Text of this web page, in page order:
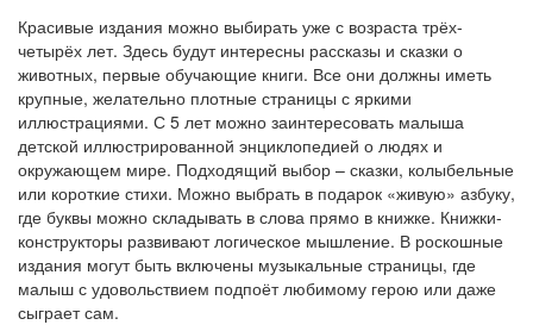
Красивые издания можно выбирать уже с возраста трёх-
четырёх лет. Здесь будут интересны рассказы и сказки о
животных, первые обучающие книги. Все они должны иметь
крупные, желательно плотные страницы с яркими
иллюстрациями. С 5 лет можно заинтересовать малыша
детской иллюстрированной энциклопедией о людях и
окружающем мире. Подходящий выбор – сказки, колыбельные
или короткие стихи. Можно выбрать в подарок «живую» азбуку,
где буквы можно складывать в слова прямо в книжке. Книжки-
конструкторы развивают логическое мышление. В роскошные
издания могут быть включены музыкальные страницы, где
малыш с удовольствием подпоёт любимому герою или даже
сыграет сам.